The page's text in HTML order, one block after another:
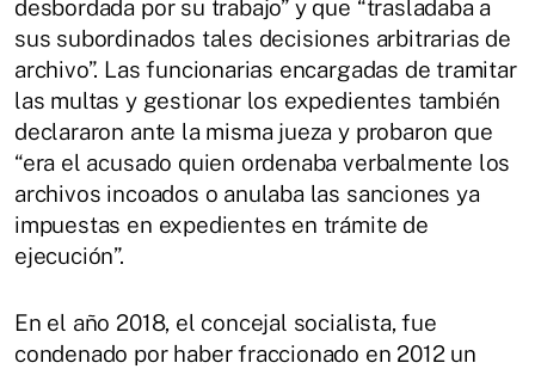
desbordada por su trabajo” y que “trasladaba a
sus subordinados tales decisiones arbitrarias de
archivo”. Las funcionarias encargadas de tramitar
las multas y gestionar los expedientes también
declararon ante la misma jueza y probaron que
“era el acusado quien ordenaba verbalmente los
archivos incoados o anulaba las sanciones ya
impuestas en expedientes en trámite de
ejecución”.
En el año 2018, el concejal socialista, fue
condenado por haber fraccionado en 2012 un